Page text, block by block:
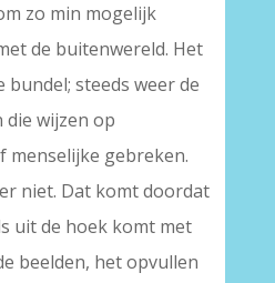
zo min mogelijk
de buitenwereld. Het
steeds weer de
wijzen op
menselijke gebreken.
niet. Dat komt doordat
uit de hoek komt met
beelden, het opvullen